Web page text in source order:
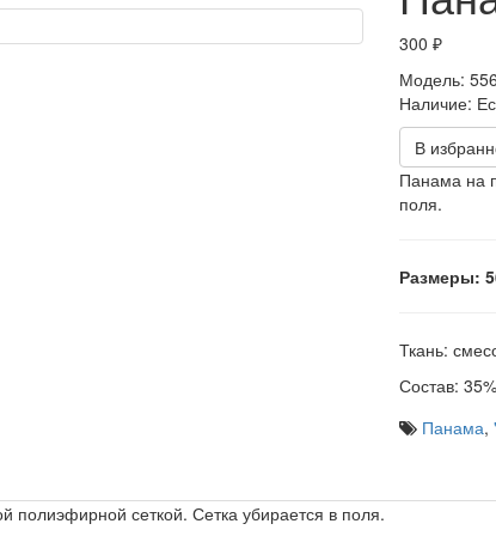
300 ₽
Модель: 556
Наличие:
В
Панама на
поля.
Размеры:
Ткань:
Состав:
Панама,
полиэфирной сеткой. Сетка убирается в поля.